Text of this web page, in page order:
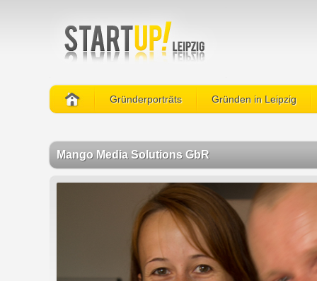
Gründerporträts Gründen in Leipzig
Mango Media Solutions GbR